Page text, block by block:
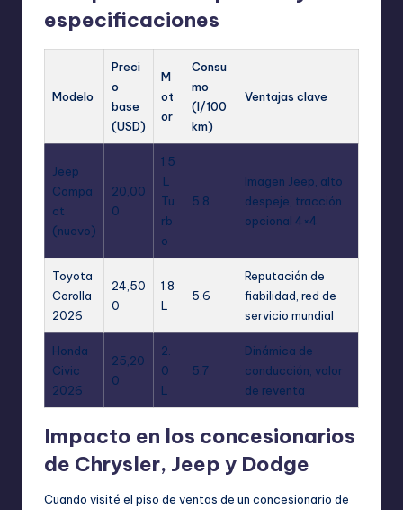
especificaciones
Modelo
Preci
o
base
(USD)
M
ot
or
Consu
mo
(l/100
km)
Ventajas clave
Jeep
Compa
ct
(nuevo)
20,00
0
1.5
L
Tu
rb
o
5.8
Imagen Jeep, alto
despeje, tracción
opcional 4×4
Toyota
Corolla
2026
24,50
0
1.8
L
5.6
Reputación de
fiabilidad, red de
servicio mundial
Honda
Civic
2026
25,20
0
2.
0
L
5.7
Dinámica de
conducción, valor
de reventa
Impacto en los concesionarios
de Chrysler, Jeep y Dodge
Cuando visité el piso de ventas de un concesionario de